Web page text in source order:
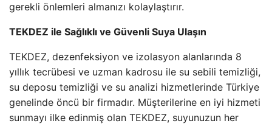
gerekli önlemleri almanızı kolaylaştırır.
TEKDEZ ile Sağlıklı ve Güvenli Suya Ulaşın
TEKDEZ, dezenfeksiyon ve izolasyon alanlarında 8
yıllık tecrübesi ve uzman kadrosu ile su sebili temizliği,
su deposu temizliği ve su analizi hizmetlerinde Türkiye
genelinde öncü bir firmadır. Müşterilerine en iyi hizmeti
sunmayı ilke edinmiş olan TEKDEZ, suyunuzun her